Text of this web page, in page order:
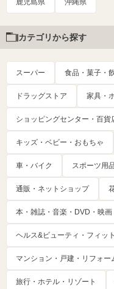
鹿児島県 沖縄県
カテゴリから探す
スーパー 食品・菓子・
ドラッグストア 家具・
ショッピングセンター・百貨
キッズ・ベビー・おもちゃ
車・バイク スポーツ用
通販・ネットショップ
本・雑誌・音楽・DVD・映画
ヘルス&ビューティ・フィッ
マンション・戸建・リフォー
旅行・ホテル・リゾート